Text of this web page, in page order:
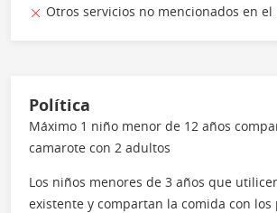
Otros servicios no mencionados en
Política
Máximo 1 niño menor de 12 años
camarote con 2 adultos
Los niños menores de 3 años que
existente y compartan la comida con los